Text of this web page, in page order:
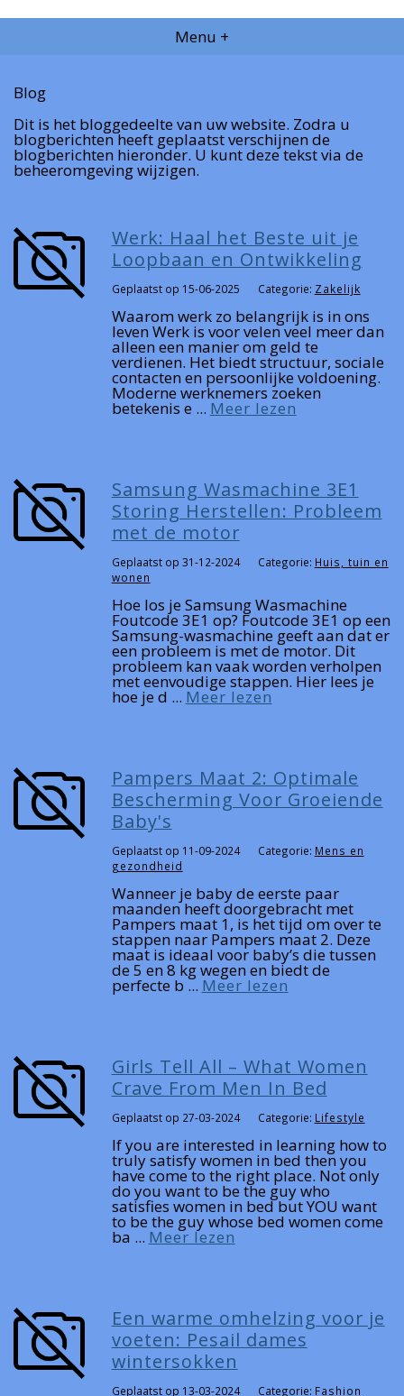
Menu +
Blog
Dit is het bloggedeelte van uw website. Zodra u
blogberichten heeft geplaatst verschijnen de
blogberichten hieronder. U kunt deze tekst via de
beheeromgeving wijzigen.
Werk: Haal het Beste uit je
Loopbaan en Ontwikkeling
Geplaatst op 15-06-2025 Categorie: Zakelijk
Waarom werk zo belangrijk is in ons
leven Werk is voor velen veel meer dan
alleen een manier om geld te
verdienen. Het biedt structuur, sociale
contacten en persoonlijke voldoening.
Moderne werknemers zoeken
betekenis e ... Meer lezen
Samsung Wasmachine 3E1
Storing Herstellen: Probleem
met de motor
Geplaatst op 31-12-2024 Categorie: Huis, tuin en
wonen
Hoe los je Samsung Wasmachine
Foutcode 3E1 op? Foutcode 3E1 op een
Samsung-wasmachine geeft aan dat er
een probleem is met de motor. Dit
probleem kan vaak worden verholpen
met eenvoudige stappen. Hier lees je
hoe je d ... Meer lezen
Pampers Maat 2: Optimale
Bescherming Voor Groeiende
Baby's
Geplaatst op 11-09-2024 Categorie: Mens en
gezondheid
Wanneer je baby de eerste paar
maanden heeft doorgebracht met
Pampers maat 1, is het tijd om over te
stappen naar Pampers maat 2. Deze
maat is ideaal voor baby’s die tussen
de 5 en 8 kg wegen en biedt de
perfecte b ... Meer lezen
Girls Tell All – What Women
Crave From Men In Bed
Geplaatst op 27-03-2024 Categorie: Lifestyle
If you are interested in learning how to
truly satisfy women in bed then you
have come to the right place. Not only
do you want to be the guy who
satisfies women in bed but YOU want
to be the guy whose bed women come
ba ... Meer lezen
Een warme omhelzing voor je
voeten: Pesail dames
wintersokken
Geplaatst op 13-03-2024 Categorie: Fashion